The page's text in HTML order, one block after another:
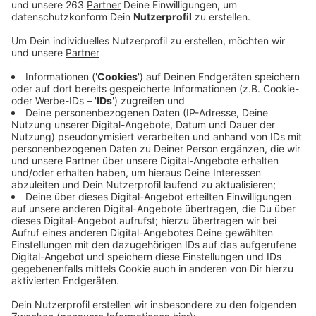
Die Stadt Siegen hat eine erste Bilanz zur Grillfläche
bis September 2025 verlief weitgehend problemlos:
es gab wenig Müll, kaum Rasenschäden und keine
Beschwerden beim Ordnungsamt. Allerdings klagte ein
angrenzender Hauseigentümer über Lärm und Gerüche.
Deshalb soll die Grillfläche im nächsten Jahr
verkleinert und weiter vom Wohnhaus entfernt
werden. Außerdem wird die Grillzeit auf 12 bis 21 Uhr
begrenzt, um die Nachtruhe zu sichern. Ziel bleibt,
Bürgerinnen und Bürgern das Grillen in zentraler Lage
zu ermöglichen. Langfristig soll ein fester Grillbereich
in die Planungen für die neue Freizeiteinrichtung
„Bluebox“ einfließen. Der Umweltausschuss und der
Bauausschuss des Siegener Rates werden sich in der
nächsten Woche mit dem Thema “Grillfläche”